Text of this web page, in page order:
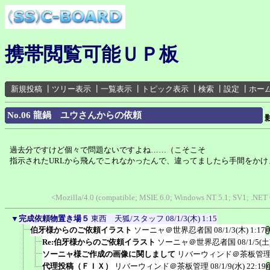
携帯閲覧可能ＵＰ板
新規投稿 ツリー表示 一覧表示 トピック表示 検索 設定 ホー
No.06 龍鍋 ユウさんからの依頼
過去分ですけど個々で問題ないですよね……（こそこそ
指示されたURLから飛んでこれなかったんで、違ってましたら手間をかけ
<Mozilla/4.0 (compatible; MSIE 6.0; Windows NT 5.1; SV1;
▼ 完成依頼物置き場５ 東西 天狐/スタッフ 08/1/3(木) 1:15
伯牙様からのご依頼イラスト ソーニャ＠世界忍者国 08/1/3(木) 1:17
Re:伯牙様からのご依頼イラスト ソーニャ＠世界忍者国 08/1/5(
ソーニャ様ご作成の画像に関しまして リバーウィンド＠茶板管
代理投稿（ＦＩＸ）
リバーウィンド＠茶板管理 08/1/9(水) 22:19